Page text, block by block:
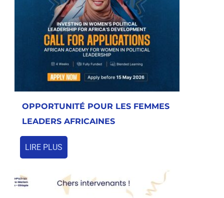
OPPORTUNITÉ POUR LES FEMMES
LEADERS AFRICAINES
LIRE PLUS